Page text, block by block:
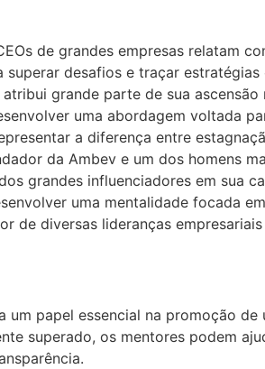
de grandes empresas relatam
desafios e traçar
grande parte de sua ascensão
uma abordagem voltada
a diferença entre
da Ambev e um dos homens
grandes influenciadores em sua
uma mentalidade focada
de diversas lideranças empresariais
papel essencial na promoção de
superado, os mentores podem